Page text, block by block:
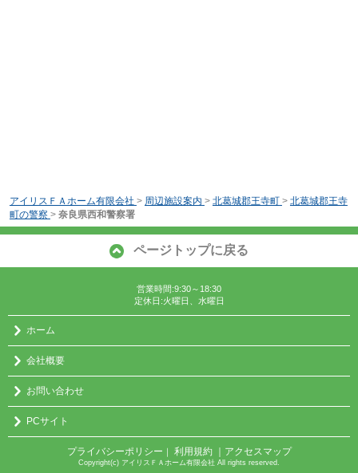
アイリスＦＡホーム有限会社 > 周辺施設案内 > 北葛城郡王寺町 > 北葛城郡王寺
町の警察 > 奈良県西和警察署
ページトップに戻る
営業時間:9:30～18:30
定休日:火曜日、水曜日
ホーム
会社概要
お問い合わせ
PCサイト
プライバシーポリシー ｜ 利用規約 ｜アクセスマップ
Copyright(c) アイリスＦＡホーム有限会社 All rights reserved.